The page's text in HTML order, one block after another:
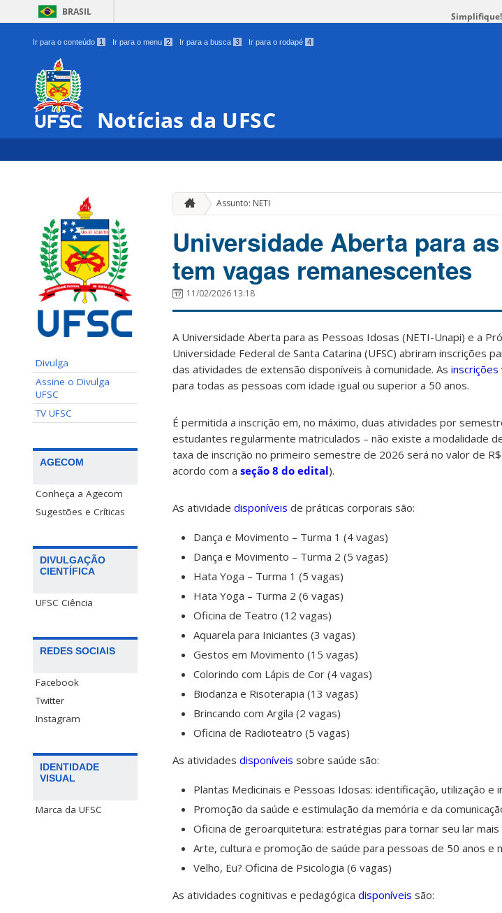
BRASIL Simplifique!
Ir para o conteúdo 1 Ir para o menu 2 Ir para a busca 3 Ir para o rodapé 4
Notícias da UFSC
Divulga
Assine o Divulga
UFSC
TV UFSC
AGECOM
Conheça a Agecom
Sugestões e Críticas
DIVULGAÇÃO
CIENTÍFICA
UFSC Ciência
REDES SOCIAIS
Facebook
Twitter
Instagram
IDENTIDADE
VISUAL
Marca da UFSC
Assunto: NETI
Universidade Aberta para
tem vagas remanescentes
11/02/2026 13:18
A Universidade Aberta para as Pessoas Idosas (NETI-Unapi) e a
Universidade Federal de Santa Catarina (UFSC) abriram inscrições
das atividades de extensão disponíveis à comunidade. As inscrições
para todas as pessoas com idade igual ou superior a 50 anos.
É permitida a inscrição em, no máximo, duas atividades por
estudantes regularmente matriculados – não existe a modalidade
taxa de inscrição no primeiro semestre de 2026 será no valor de
acordo com a seção 8 do edital).
As atividade disponíveis de práticas corporais são:
Dança e Movimento – Turma 1 (4 vagas)
Dança e Movimento – Turma 2 (5 vagas)
Hata Yoga – Turma 1 (5 vagas)
Hata Yoga – Turma 2 (6 vagas)
Oficina de Teatro (12 vagas)
Aquarela para Iniciantes (3 vagas)
Gestos em Movimento (15 vagas)
Colorindo com Lápis de Cor (4 vagas)
Biodanza e Risoterapia (13 vagas)
Brincando com Argila (2 vagas)
Oficina de Radioteatro (5 vagas)
As atividades disponíveis sobre saúde são:
Plantas Medicinais e Pessoas Idosas: identificação, utilização e
Promoção da saúde e estimulação da memória e da
Oficina de geroarquitetura: estratégias para tornar seu lar
Arte, cultura e promoção de saúde para pessoas de 50 anos e
Velho, Eu? Oficina de Psicologia (6 vagas)
As atividades cognitivas e pedagógica disponíveis são: